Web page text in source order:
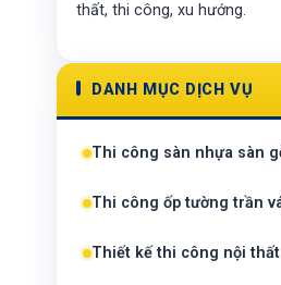
thất, thi công, xu hướng.
DANH MỤC DỊCH VỤ
Thi công sàn nhựa sàn
Thi công ốp tường trần
Thiết kế thi công nội thất